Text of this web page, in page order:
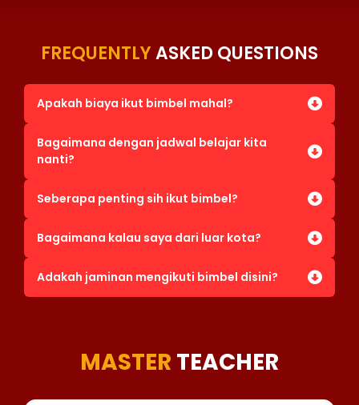
FREQUENTLYASKED QUESTIONS
Apakah biaya ikut bimbel mahal?
Bagaimana dengan jadwal belajar kita
nanti?
Seberapa penting sih ikut bimbel?
Bagaimana kalau saya dari luar kota?
Adakah jaminan mengikuti bimbel disini?
MASTER TEACHER